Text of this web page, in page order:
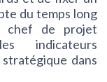
du temps long
chef de projet
indicateurs
stratégique dans